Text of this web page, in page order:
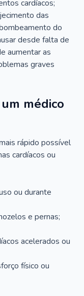
cardíacos;
das
do
desde falta de
aumentar as
graves
médico
rápido possível
cardíacos ou
ou durante
e pernas;
acelerados ou
físico ou